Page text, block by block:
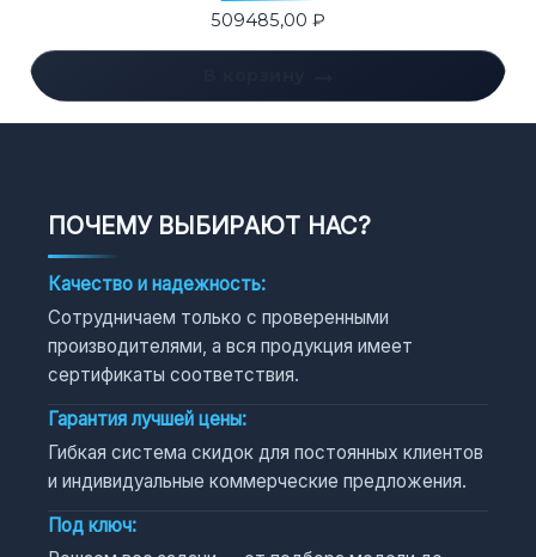
509485,00 ₽
ПОЧЕМУ ВЫБИРАЮТ НАС?
Качество и надежность:
Сотрудничаем только с проверенными
производителями, а вся продукция имеет
сертификаты соответствия.
Гарантия лучшей цены:
Гибкая система скидок для постоянных клиентов
и индивидуальные коммерческие предложения.
Под ключ: